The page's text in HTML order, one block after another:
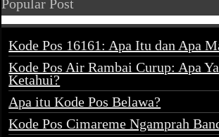
Popular Post
Kode Pos 16161: Apa Itu dan Apa
Kode Pos Air Rambai Curup: Apa
Ketahui?
Apa itu Kode Pos Belawa?
Kode Pos Cimareme Ngamprah